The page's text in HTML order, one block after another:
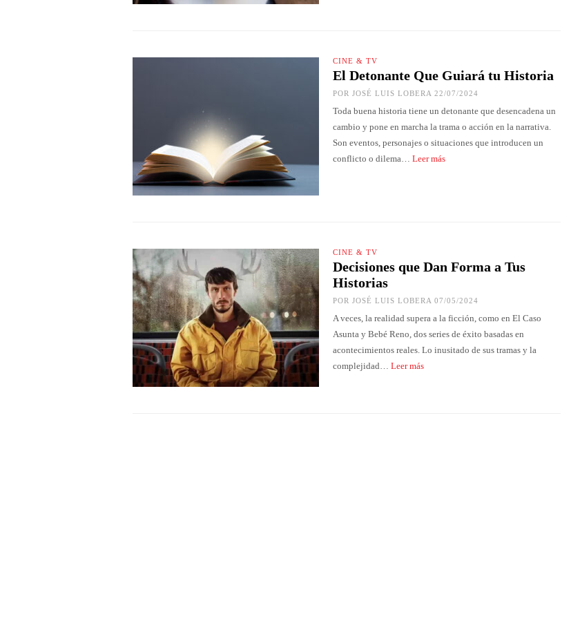
CINE & TV
El Detonante Que Guiará tu Historia
POR JOSÉ LUIS LOBERA 22/07/2024
Toda buena historia tiene un detonante que desencadena un
cambio y pone en marcha la trama o acción en la narrativa.
Son eventos, personajes o situaciones que introducen un
conflicto o dilema… Leer más
CINE & TV
Decisiones que Dan Forma a Tus
Historias
POR JOSÉ LUIS LOBERA 07/05/2024
A veces, la realidad supera a la ficción, como en El Caso
Asunta y Bebé Reno, dos series de éxito basadas en
acontecimientos reales. Lo inusitado de sus tramas y la
complejidad… Leer más